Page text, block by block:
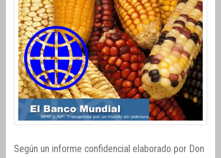
Según un informe confidencial elaborado por Don